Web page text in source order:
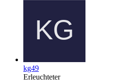
kg49
Erleuchteter